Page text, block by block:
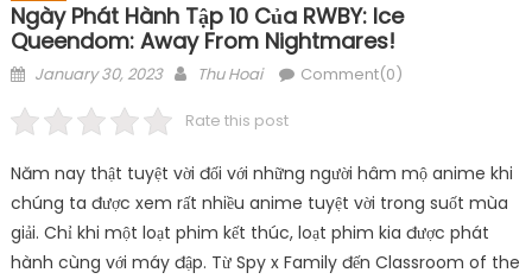
Ngày Phát Hành Tập 10 Của RWBY: Ice
Queendom: Away From Nightmares!
Posted
January 30, 2023 Author
Thu Hoai Comment(0)
Rate this post
Năm nay thật tuyệt vời đối với những người hâm mộ anime khi
chúng ta được xem rất nhiều anime tuyệt vời trong suốt mùa
giải. Chỉ khi một loạt phim kết thúc, loạt phim kia được phát
hành cùng với máy đập. Từ Spy x Family đến Classroom of the